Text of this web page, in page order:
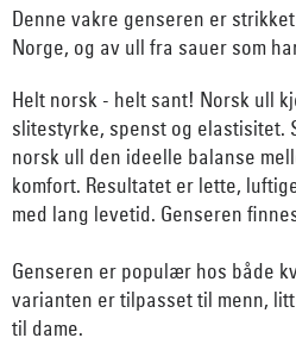
Denne vakre genseren er
Norge, og av ull fra sauer som
Helt norsk - helt sant! Norsk ull
slitestyrke, spenst og elastisitet.
norsk ull den ideelle balanse
komfort. Resultatet er lette,
med lang levetid. Genseren
Genseren er populær hos både
varianten er tilpasset til menn,
til dame.